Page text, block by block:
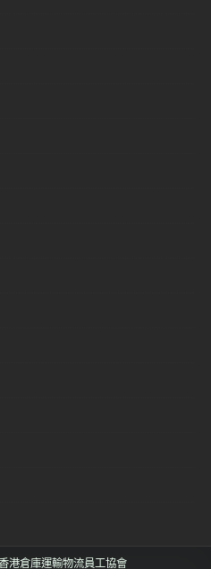
倉庫運輸物流員工協會